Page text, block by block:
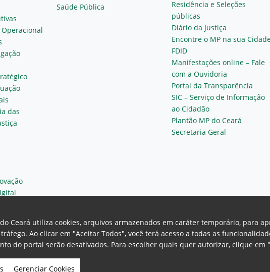
das
Saúde Pública
Residência e Seleções
públicas
Diário da Justiça
Encontre o MP na sua
FDID
Manifestações online – Fale
com a Ouvidoria
Portal da Transparência
SIC – Serviço de Informação
ao Cidadão
Plantão MP do Ceará
Secretaria Geral
Ministério Público do Estado do Ceará Procuradoria Geral de Justiça
Av. Gen. Afonso Albuquerque Lima, 130 - Cambeba - CEP: 60.822-325
Ceará utiliza cookies, arquivos armazenados em caráter temporário, para
Ao clicar em "Aceitar Todos", você terá acesso a todas as
do portal serão desativados. Para escolher quais quer autorizar, clique em
Gerenciar Cookies